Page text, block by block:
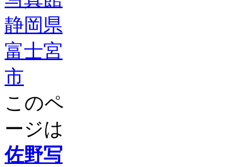
このペ
ージは
佐野写